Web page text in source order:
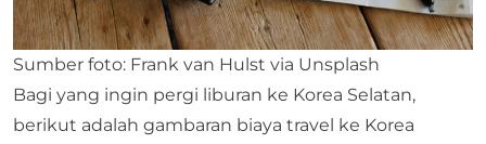
Sumber foto: Frank van Hulst via Unsplash
Bagi yang ingin pergi liburan ke Korea Selatan,
berikut adalah gambaran biaya travel ke Korea